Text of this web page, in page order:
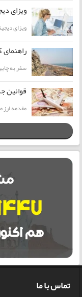
ویزای
ویزای
سفر به
قوانین
مقدمه
تماس با ما